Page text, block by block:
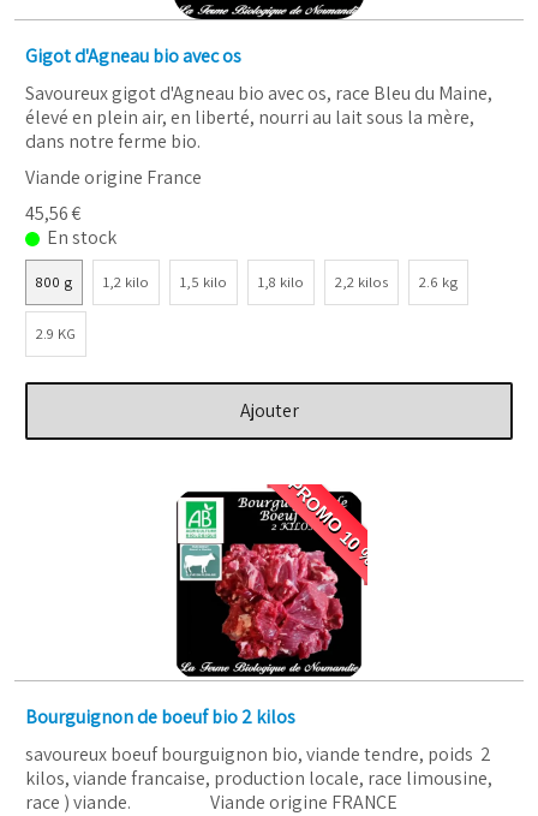
Gigot d'Agneau bio avec os
Savoureux gigot d'Agneau bio avec os, race Bleu du Maine,
élevé en plein air, en liberté, nourri au lait sous la mère,
dans notre ferme bio.
Viande origine France
45,56 €
En stock
800 g 1,2 kilo 1,5 kilo 1,8 kilo 2,2 kilos 2.6 kg
2.9 KG
Ajouter
PROMO 10 %
Bourguignon de boeuf bio 2 kilos
savoureux boeuf bourguignon bio, viande tendre, poids 2
kilos, viande francaise, production locale, race limousine,
race ) viande. Viande origine FRANCE